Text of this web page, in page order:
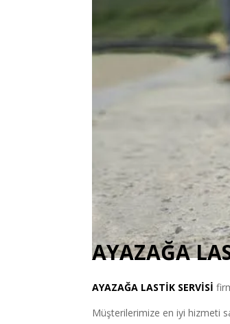
AYAZAĞA
AYAZAĞA LASTİK SERVİSİ
Müşterilerimize en iyi hizmeti